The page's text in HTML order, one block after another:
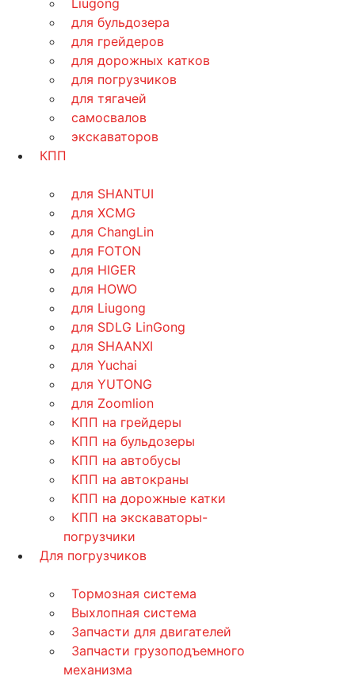
Liugong
для бульдозера
для грейдеров
для дорожных катков
для погрузчиков
для тягачей
самосвалов
экскаваторов
КПП
для SHANTUI
для XCMG
для ChangLin
для FOTON
для HIGER
для HOWO
для Liugong
для SDLG LinGong
для SHAANXI
для Yuchai
для YUTONG
для Zoomlion
КПП на грейдеры
КПП на бульдозеры
КПП на автобусы
КПП на автокраны
КПП на дорожные катки
КПП на экскаваторы-
погрузчики
Для погрузчиков
Тормозная система
Выхлопная система
Запчасти для двигателей
Запчасти грузоподъемного
механизма